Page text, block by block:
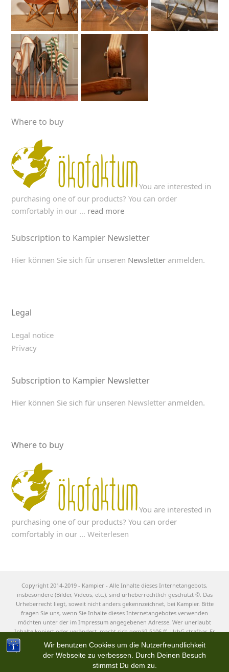
Wir benutzen Cookies um die Nutzerfreundlichkeit
der Webseite zu verbessen. Durch Deinen Besuch
stimmst Du dem zu.
Where to buy
You are interested in
purchasing one of our products? You can order
comfortably in our … read more
Subscription to Kampier Newsletter
Hier können Sie sich für unseren Newsletter anmelden.
Legal
Legal notice
Privacy
Subscription to Kampier Newsletter
Hier können Sie sich für unseren Newsletter anmelden.
Where to buy
You are interested in
purchasing one of our products? You can order
comfortably in our …Weiterlesen
Copyright 2014-2019 - Kampier - Alle Inhalte dieses Internetangebots,
insbesondere (Bilder, Videos, etc.), sind urheberrechtlich geschützt ©. Das
Urheberrecht liegt, soweit nicht anders gekennzeichnet, bei Kampier. Bitte
fragen Sie uns, wenn Sie Inhalte dieses Internetangebotes verwenden
möchten unter der im Impressum angegebenen Adresse. Wer unerlaubt
Inhalte kopiert oder verändert, macht sich gemäß §106 ff. UrhG strafbar. Er
muss außerdem mit Schadensersatz rechnen.